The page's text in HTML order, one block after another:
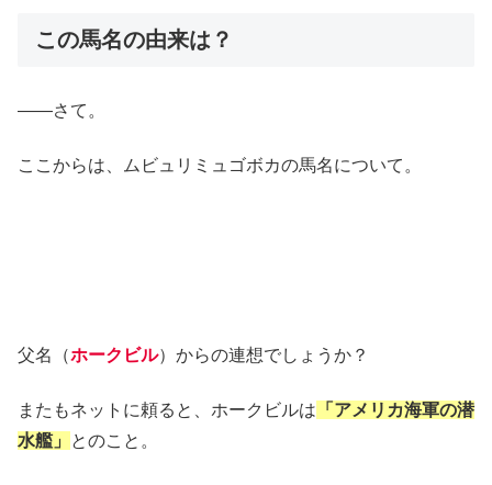
この馬名の由来は？
――さて。
ここからは、ムビュリミュゴボカの馬名について。
父名（ホークビル）からの連想でしょうか？
またもネットに頼ると、ホークビルは 「アメリカ海軍の潜
水艦」
とのこと。